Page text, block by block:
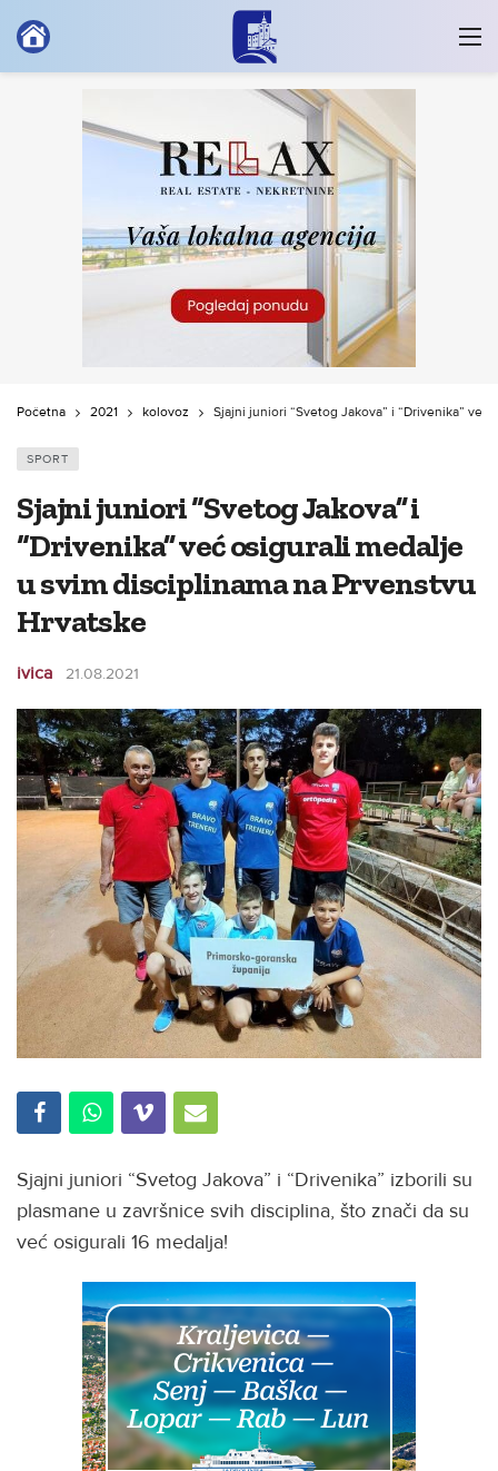
Početna 2021 kolovoz Sjajni juniori “Svetog Jakova” i “Drivenika”
SPORT
Sjajni juniori “Svetog Jakova” i
“Drivenika” već osigurali medalje
u svim disciplinama na Prvenstvu
Hrvatske
ivica 21.08.2021
Sjajni juniori “Svetog Jakova” i “Drivenika” izborili su
plasmane u završnice svih disciplina, što znači da su
već osigurali 16 medalja!